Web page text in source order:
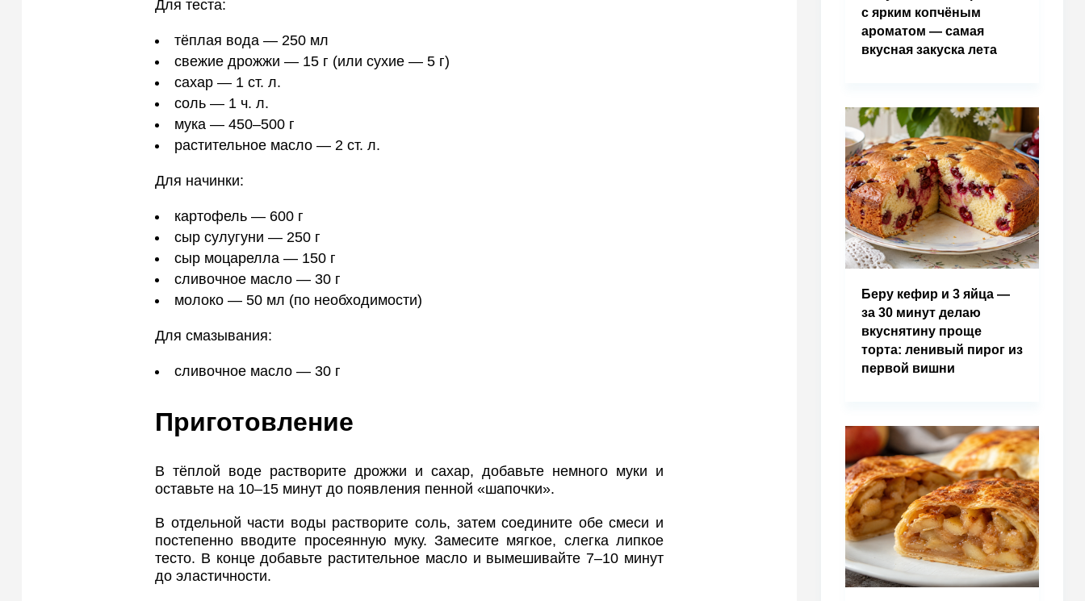
Для теста:
тёплая вода — 250 мл
свежие дрожжи — 15 г (или сухие — 5 г)
сахар — 1 ст. л.
соль — 1 ч. л.
мука — 450–500 г
растительное масло — 2 ст. л.
Для начинки:
картофель — 600 г
сыр сулугуни — 250 г
сыр моцарелла — 150 г
сливочное масло — 30 г
молоко — 50 мл (по необходимости)
Для смазывания:
сливочное масло — 30 г
Приготовление
В тёплой воде растворите дрожжи и сахар, добавьте немного муки и
оставьте на 10–15 минут до появления пенной «шапочки».
В отдельной части воды растворите соль, затем соедините обе смеси и
постепенно вводите просеянную муку. Замесите мягкое, слегка липкое
тесто. В конце добавьте растительное масло и вымешивайте 7–10 минут
до эластичности.
с ярким копчёным
ароматом — самая
вкусная закуска лета
Беру кефир и 3 яйца —
за 30 минут делаю
вкуснятину проще
торта: ленивый пирог из
первой вишни